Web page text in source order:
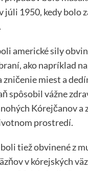
júli 1950, kedy bolo
americké sily
ako napríklad
zničenie miest a
spôsobil vážne
Kórejčanov a
prostredí.
tiež obvinené z
v kórejských